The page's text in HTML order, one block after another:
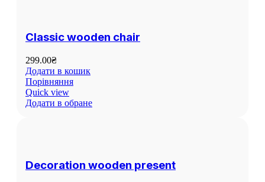
Classic wooden chair
299.00₴
Додати в кошик
Порівняння
Quick view
Додати в обране
Decoration wooden present